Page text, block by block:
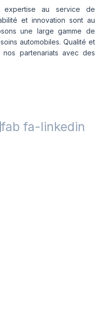
expertise au service de
et innovation sont au
une large gamme de
automobiles. Qualité et
partenariats avec des
fab fa-linkedin